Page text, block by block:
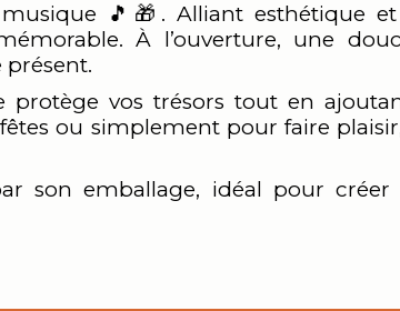
🎵🎁. Alliant esthétique
À l’ouverture, une
protège vos trésors tout en
ou simplement pour faire
son emballage, idéal pour créer